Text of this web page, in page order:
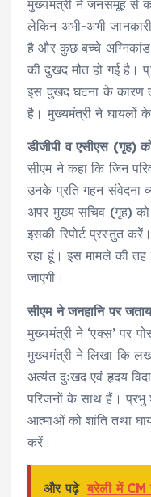
मुख्यमंत्री ने जनसमूह से
लेकिन अभी-अभी
है और कुछ बच्चे
की दुखद मौत हो गई है।
इस दुखद घटना के कारण
है। मुख्यमंत्री ने घायलों के
डीजीपी व एसीएस (गृह)
सीएम ने कहा कि जिन
उनके प्रति गहन संवेदना
अपर मुख्य सचिव (गृह) को
इसकी रिपोर्ट प्रस्तुत
रहा हूं। इस मामले की तह
जाएगी।
सीएम ने जनहानि पर
मुख्यमंत्री ने ‘एक्स’ पर
मुख्यमंत्री ने लिखा कि
अत्यंत दुःखद एवं हृदय
परिजनों के साथ हैं। प्रभु
आत्माओं को शांति तथा
करें।
और पढ़े बरेली में CM